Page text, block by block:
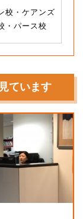
校・ケアンズ
・パース校
ています